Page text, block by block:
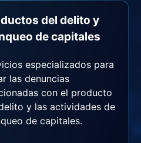
del delito y
de capitales
especializados para
las denuncias
con el producto
y las actividades de
de capitales.